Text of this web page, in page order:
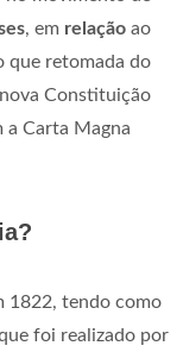
, em relação ao
que retomada do
Constituição
a Carta Magna
1822, tendo como
foi realizado por